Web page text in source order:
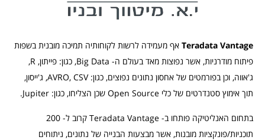
Teradata Vantage אף מעמידה לרשות לקוחותיה תמיכה מובנית בשפות
פיתוח מודרניות, אשר נפוצות מאד בעולם ה- Big Data, כגון: פייתון, R,
ג'אווה, וכן בפורמטים של אחסון נתונים נפוצים, כגון: AVRO, CSV, ג'ייסון,
תוך אימוץ סטנדרטים של כלי Open Source שכן הצליחו, כגון: Jupiter.
בתחום האנליטיקה פותחו ב- Teradata Vantage קרוב ל- 200
תוכניות/פונקציות מובנות, אשר מבצעות הבנייה של נתונים, ניתוחים